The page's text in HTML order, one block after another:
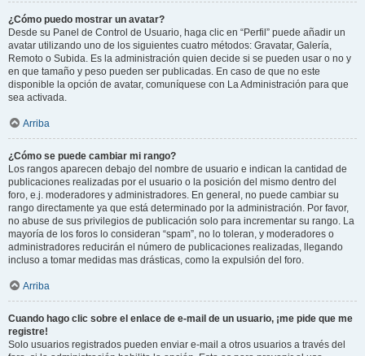
¿Cómo puedo mostrar un avatar?
Desde su Panel de Control de Usuario, haga clic en “Perfil” puede añadir un
avatar utilizando uno de los siguientes cuatro métodos: Gravatar, Galería,
Remoto o Subida. Es la administración quien decide si se pueden usar o no y
en que tamaño y peso pueden ser publicadas. En caso de que no este
disponible la opción de avatar, comuníquese con La Administración para que
sea activada.
Arriba
¿Cómo se puede cambiar mi rango?
Los rangos aparecen debajo del nombre de usuario e indican la cantidad de
publicaciones realizadas por el usuario o la posición del mismo dentro del
foro, e.j. moderadores y administradores. En general, no puede cambiar su
rango directamente ya que está determinado por la administración. Por favor,
no abuse de sus privilegios de publicación solo para incrementar su rango. La
mayoría de los foros lo consideran “spam”, no lo toleran, y moderadores o
administradores reducirán el número de publicaciones realizadas, llegando
incluso a tomar medidas mas drásticas, como la expulsión del foro.
Arriba
Cuando hago clic sobre el enlace de e-mail de un usuario, ¡me pide que me
registre!
Solo usuarios registrados pueden enviar e-mail a otros usuarios a través del